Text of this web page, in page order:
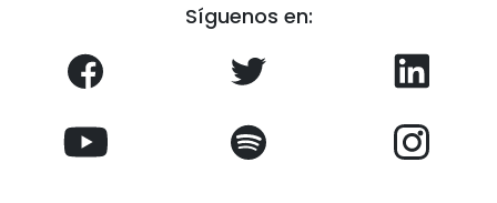
Síguenos en: